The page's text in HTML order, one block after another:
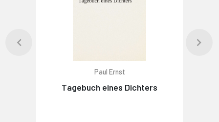
Paul Ernst
Tagebuch eines Dichters